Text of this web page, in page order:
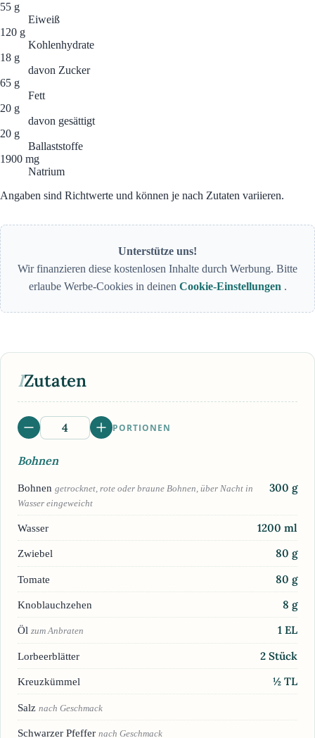
55 g
Eiweiß
120 g
Kohlenhydrate
18 g
davon Zucker
65 g
Fett
20 g
davon gesättigt
20 g
Ballaststoffe
1900 mg
Natrium
Angaben sind Richtwerte und können je nach Zutaten variieren.
Unterstütze uns!
Wir finanzieren diese kostenlosen Inhalte durch Werbung. Bitte
erlaube Werbe-Cookies in deinen Cookie-Einstellungen .
IZutaten
PORTIONEN
Bohnen
Bohnen getrocknet, rote oder braune Bohnen, über Nacht in
Wasser eingeweicht
300 g
Wasser 1200 ml
Zwiebel 80 g
Tomate 80 g
Knoblauchzehen 8 g
Öl zum Anbraten 1 EL
Lorbeerblätter 2 Stück
Kreuzkümmel ½ TL
Salz nach Geschmack
Schwarzer Pfeffer nach Geschmack